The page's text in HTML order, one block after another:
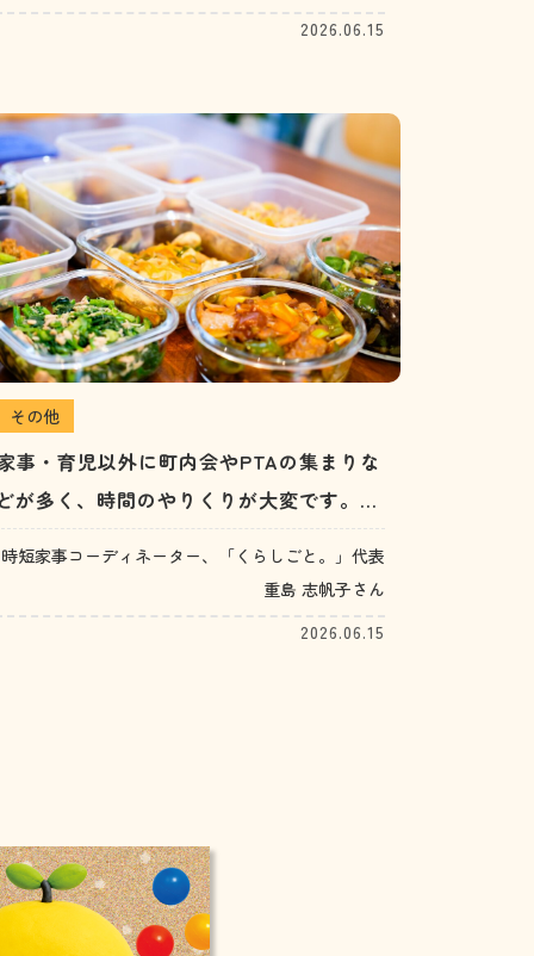
2026.06.15
その他
事・育児以外に町内会やPTAの集まりな
が多く、時間のやりくりが大変です。
30代女性）
時短家事コーディネーター、「くらしごと。」代表
重島 志帆子さん
2026.06.15